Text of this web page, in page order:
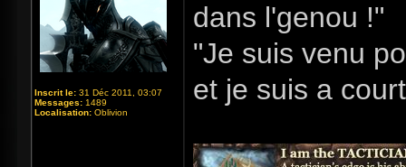
Inscrit le: 31 Déc 2011, 03:07
Messages: 1489
Localisation: Oblivion
dans l'genou !"
"Je suis venu
et je suis a